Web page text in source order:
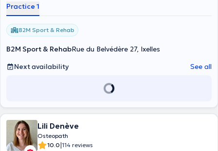
Practice 1
B2M Sport & Rehab
B2M Sport & RehabRue du Belvédère 27, Ixelles
Next availability
See all
Lili Denève
Osteopath
10.0|114 reviews